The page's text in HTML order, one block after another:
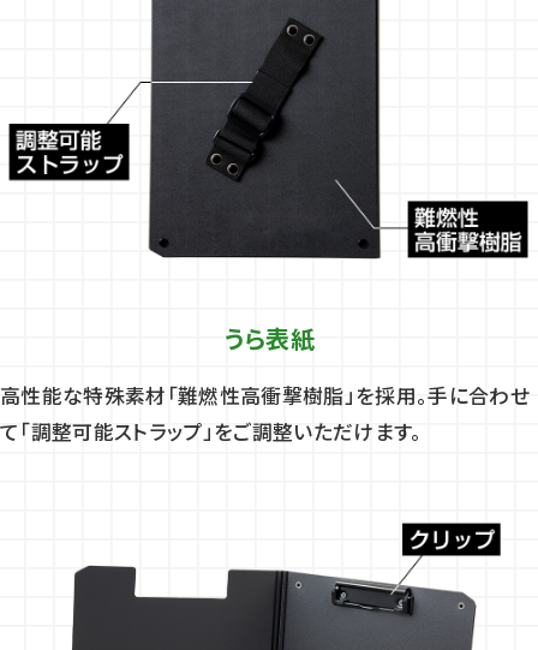
うら表紙
高性能な特殊素材「難燃性高衝撃樹脂」を採用。手に合わせ
て「調整可能ストラップ」をご調整いただけます。